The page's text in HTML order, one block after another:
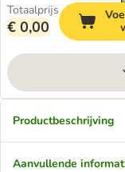
Totaalprijs
€ 0,00
Productbeschrijving
Aanvullende